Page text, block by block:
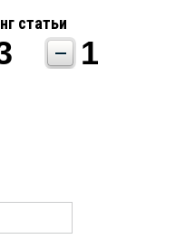
статьи
1